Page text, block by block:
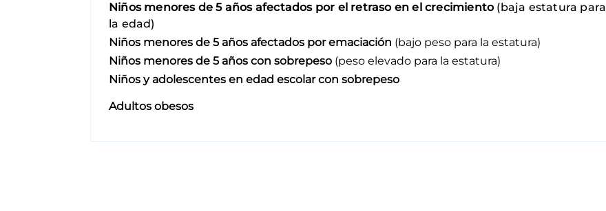
Niños menores de 5 años afectados por el retraso en el crecimiento(baja estatura para
la edad)
Niños menores de 5 años afectados por emaciación (bajo peso para la estatura)
Niños menores de 5 años con sobrepeso (peso elevado para la estatura)
Niños y adolescentes en edad escolar con sobrepeso
Adultos obesos